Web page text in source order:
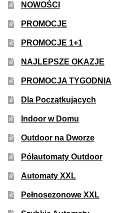
NOWOŚCI
PROMOCJE
PROMOCJE 1+1
NAJLEPSZE OKAZJE
PROMOCJA TYGODNIA
Dla Początkujących
Indoor w Domu
Outdoor na Dworze
Półautomaty Outdoor
Automaty XXL
Pełnosezonowe XXL